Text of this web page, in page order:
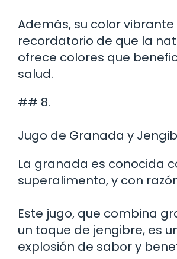
Además, su color vibrante
recordatorio de que la
ofrece colores que
salud.
## 8.
Jugo de Granada y
La granada es conocida
superalimento, y con
Este jugo, que combina
un toque de jengibre, es
explosión de sabor y